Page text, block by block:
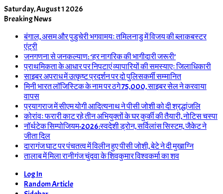
Saturday, August 1 2026
Breaking News
बंगाल, असम और पुडुचेरी भगवामयः तमिलनाडु में विजय की ब्लाकबस्टर
एंट्री
जनगणना से जनकल्याण: ‘हर नागरिक की भागीदारी जरूरी’
प्राथमिकता के आधार पर निपटाएं व्यापारियों की समस्याएः जिलाधिकारी
साइबर अपराध में उत्कृष्ट प्रदर्शन पर दो पुलिसकर्मी सम्मानित
मिनी भारत लॉजिस्टिक के नाम पर ठगे 75,000, साइबर सेल ने करवाया
वापस
प्रयागराज में सीएम योगी आदित्यनाथ ने पीसी जोशी को दी श्रद्धांजलि
कोरांवः फरारी काट रहे तीन अभियुक्तों के घर कुर्की की तैयारी, नोटिस चस्पा
नॉर्थटेक सिम्पोजियम-2026:स्वदेशी ड्रोन, सर्विलांस सिस्टम, जैकेट ने
जीता दिल
दारागंज घाट पर पंचतत्व में विलीन हुए पीसी जोशी, बेटे ने दी मुखाग्नि
तालाब में मिला रानीगंज चुंदवा के शिवकुमार विश्वकर्मा का शव
Log In
Random Article